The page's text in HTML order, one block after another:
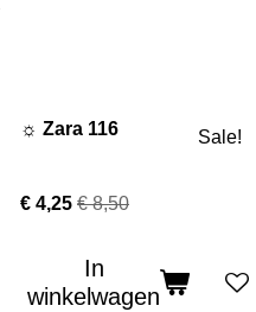
☼ Zara 116
Sale!
€ 4,25 € 8,50
In
winkelwagen